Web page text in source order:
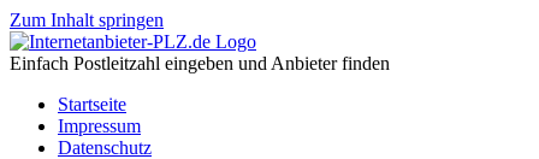
Zum Inhalt springen
Einfach Postleitzahl eingeben und Anbieter finden
Startseite
Impressum
Datenschutz